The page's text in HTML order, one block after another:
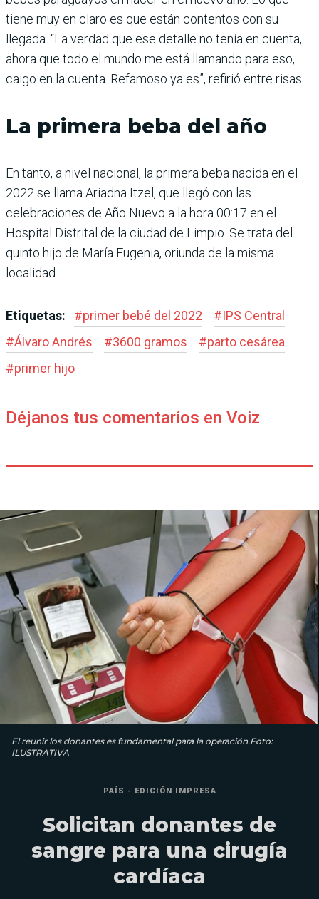
tiene muy en claro es que están contentos con su
llegada. “La verdad que ese detalle no tenía en cuenta,
ahora que todo el mundo me está llamando para eso,
caigo en la cuenta. Refamoso ya es”, refirió entre risas.
La primera beba del año
En tanto, a nivel nacional, la primera beba nacida en el
2022 se llama Ariadna Itzel, que llegó con las
celebraciones de Año Nuevo a la hora 00:17 en el
Hospital Distrital de la ciudad de Limpio. Se trata del
quinto hijo de María Eugenia, oriunda de la misma
localidad.
Etiquetas: #primer bebé del 2022 #IPS Central
#Álvaro Andrés #3600 gramos #parto cesárea
#primer hijo
Déjanos tus comentarios en Voiz
El reunir los donantes es fundamental para la operación.Foto:
ILUSTRATIVA
PAÍS - EDICIÓN IMPRESA
Solicitan donantes de
sangre para una cirugía
cardíaca